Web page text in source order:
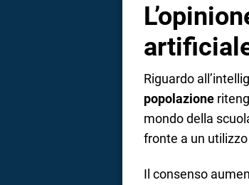
Riguardo
popolazione
mondo della
fronte a un
Il consenso